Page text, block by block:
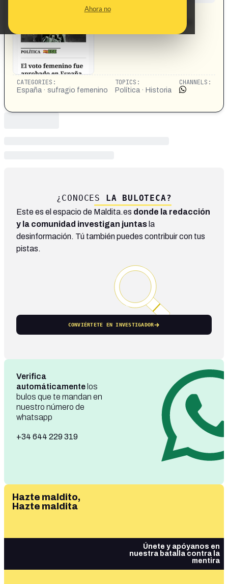
Ahora no
Un poco de historia: el voto femenino fue aprobado en
CATEGORIES:
España · sufragio femenino
TOPICS:
Política · Historia
CHANNELS:
¿CONOCES LA BULOTECA?
Este es el espacio de Maldita.es donde la redacción
y la comunidad investigan juntas la
desinformación. Tú también puedes contribuir con tus
pistas.
CONVIÉRTETE EN INVESTIGADOR
Verifica
automáticamente los
bulos que te mandan en
nuestro número de
whatsapp
+34 644 229 319
Hazte maldito,
Hazte maldita
Únete y apóyanos en
nuestra batalla contra la
mentira